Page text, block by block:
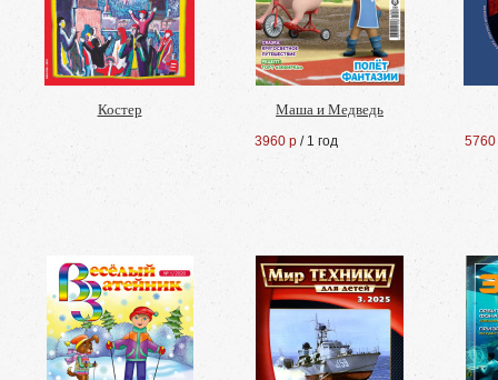
Костер Маша и Медведь
3960 р / 1 год 5760